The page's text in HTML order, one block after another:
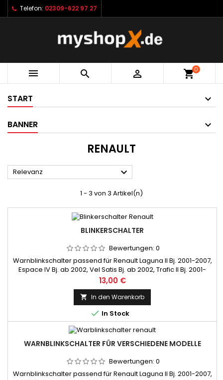
Telefon: 02309-622 97 27
   shopping_cart0
START
BANNER
RENAULT
Relevanz 
1 - 3 von 3 Artikel(n)
BLINKERSCHALTER
Bewertungen: 0
Warnblinkschalter passend für Renault Laguna II Bj. 2001-2007,
Espace IV Bj. ab 2002, Vel Satis Bj. ab 2002, Trafic II Bj. 2001-
2007
Preis
13,00 €
 In den Warenkorb
 In Stock
WARNBLINKSCHALTER FÜR VERSCHIEDENE MODELLE
Bewertungen: 0
Warnblinkschalter passend für Renault Laguna II Bj. 2001-2007,